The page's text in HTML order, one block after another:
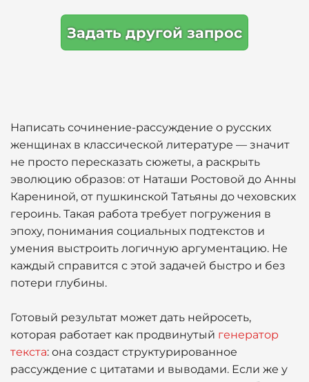
Задать другой запрос
Написать сочинение-рассуждение о русских
женщинах в классической литературе — значит
не просто пересказать сюжеты, а раскрыть
эволюцию образов: от Наташи Ростовой до Анны
Карениной, от пушкинской Татьяны до чеховских
героинь. Такая работа требует погружения в
эпоху, понимания социальных подтекстов и
умения выстроить логичную аргументацию. Не
каждый справится с этой задачей быстро и без
потери глубины.
Готовый результат может дать нейросеть,
которая работает как продвинутый генератор
текста: она создаст структурированное
рассуждение с цитатами и выводами. Если же у